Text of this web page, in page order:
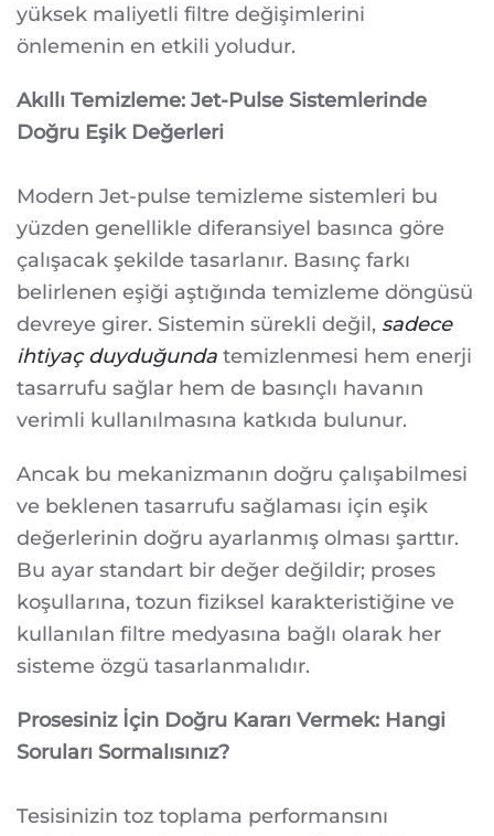
yüksek maliyetli filtre değişimlerini
önlemenin en etkili yoludur.
Akıllı Temizleme: Jet-Pulse Sistemlerinde
Doğru Eşik Değerleri
Modern Jet-pulse temizleme sistemleri bu
yüzden genellikle diferansiyel basınca göre
çalışacak şekilde tasarlanır. Basınç farkı
belirlenen eşiği aştığında temizleme döngüsü
devreye girer. Sistemin sürekli değil, sadece
ihtiyaç duyduğunda temizlenmesi hem enerji
tasarrufu sağlar hem de basınçlı havanın
verimli kullanılmasına katkıda bulunur.
Ancak bu mekanizmanın doğru çalışabilmesi
ve beklenen tasarrufu sağlaması için eşik
değerlerinin doğru ayarlanmış olması şarttır.
Bu ayar standart bir değer değildir; proses
koşullarına, tozun fiziksel karakteristiğine ve
kullanılan filtre medyasına bağlı olarak her
sisteme özgü tasarlanmalıdır.
Prosesiniz İçin Doğru Kararı Vermek: Hangi
Soruları Sormalısınız?
Tesisinizin toz toplama performansını